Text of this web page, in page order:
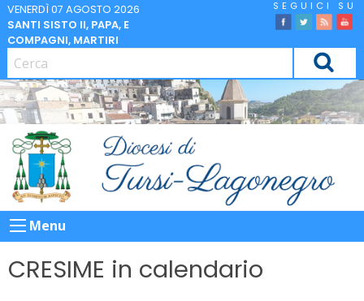
Skip
to
content
VENERDÌ 07 AGOSTO 2026
SANTI SISTO II, PAPA, E
COMPAGNI, MARTIRI
facebook
Twitter
Feed
CERCA
Menu
CRESIME in calendario